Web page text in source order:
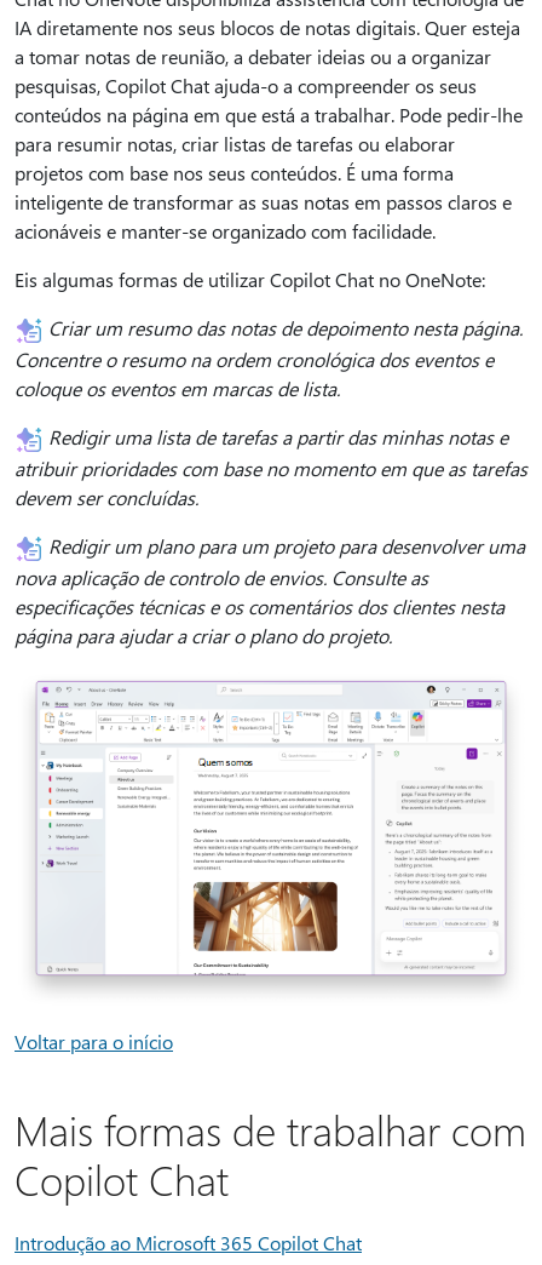
IA diretamente nos seus blocos de notas digitais. Quer esteja
a tomar notas de reunião, a debater ideias ou a organizar
pesquisas, Copilot Chat ajuda-o a compreender os seus
conteúdos na página em que está a trabalhar. Pode pedir-lhe
para resumir notas, criar listas de tarefas ou elaborar
projetos com base nos seus conteúdos. É uma forma
inteligente de transformar as suas notas em passos claros e
acionáveis e manter-se organizado com facilidade.
Eis algumas formas de utilizar Copilot Chat no OneNote:
Criar um resumo das notas de depoimento nesta página.
Concentre o resumo na ordem cronológica dos eventos e
coloque os eventos em marcas de lista.
Redigir uma lista de tarefas a partir das minhas notas e
atribuir prioridades com base no momento em que as tarefas
devem ser concluídas.
Redigir um plano para um projeto para desenvolver uma
nova aplicação de controlo de envios. Consulte as
especificações técnicas e os comentários dos clientes nesta
página para ajudar a criar o plano do projeto.
Voltar para o início
Mais formas de trabalhar com
Copilot Chat
Introdução ao Microsoft 365 Copilot Chat